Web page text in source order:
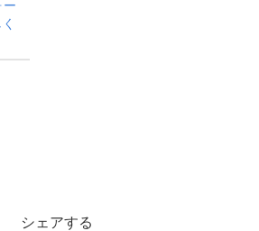
ー
シェアする